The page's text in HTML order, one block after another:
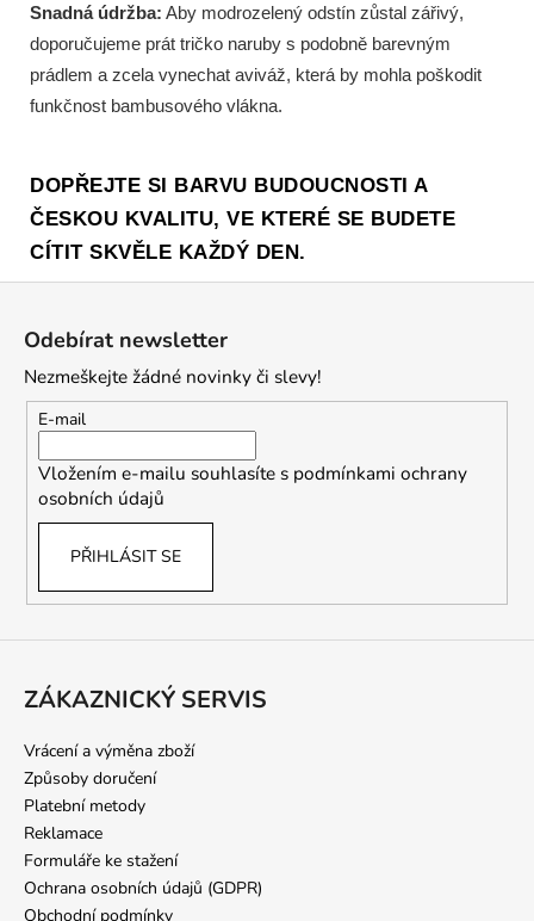
Snadná údržba: Aby modrozelený odstín zůstal zářivý,
doporučujeme prát tričko naruby s podobně barevným
prádlem a zcela vynechat aviváž, která by mohla poškodit
funkčnost bambusového vlákna.
DOPŘEJTE SI BARVU BUDOUCNOSTI A
ČESKOU KVALITU, VE KTERÉ SE BUDETE
CÍTIT SKVĚLE KAŽDÝ DEN.
Odebírat newsletter
Nezmeškejte žádné novinky či slevy!
E-mail
Vložením e-mailu souhlasíte s podmínkami ochrany
osobních údajů
PŘIHLÁSIT SE
ZÁKAZNICKÝ SERVIS
Vrácení a výměna zboží
Způsoby doručení
Platební metody
Reklamace
Formuláře ke stažení
Ochrana osobních údajů (GDPR)
Obchodní podmínky